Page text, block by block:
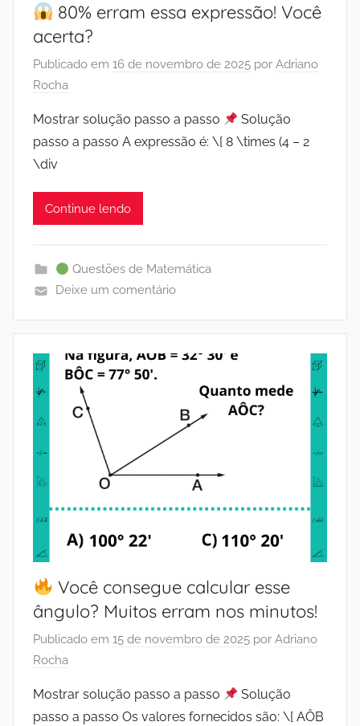
80% erram essa expressão! Você
acerta?
Publicado em 16 de novembro de 2025 por Adriano
Rocha
Mostrar solução passo a passo
Solução
passo a passo A expressão é: \[ 8 \times (4 – 2
\div
Continue lendo
Questões de Matemática
Deixe um comentário
Você consegue calcular esse
ângulo? Muitos erram nos minutos!
Publicado em 15 de novembro de 2025 por Adriano
Rocha
Mostrar solução passo a passo
Solução
passo a passo Os valores fornecidos são: \[ AÔB